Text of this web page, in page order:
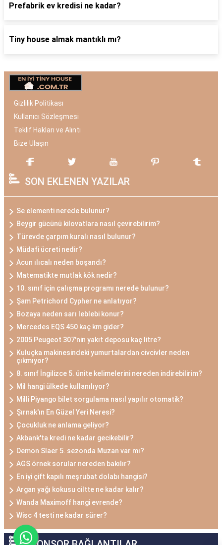
Prefabrik ev kredisi ne kadar?
Tiny house almak mantıklı mı?
Gizlilik Politikası
Kullanıcı Sözleşmesi
Teklif Hakları ve Alıntı
Bize Ulaşın
SON EKLENEN YAZILAR
Se elementi nerede bulunur?
Beygir gücünü kilovatlara nasıl çevirebilirim?
Türevde çarpım kuralı nasıl bulunur?
Müdafi ücreti nedir?
Acun ılıcalı neden boşandı?
Matematikte mutlak kök nedir?
10. sınıf için çalışma programı nerede bulunur?
Şam Petrichord Cypher ne anlatıyor?
Bozaya neden sarı leblebi konur?
Mercedes EQS 450 kaç km gider?
2005 Peugeot 307'nin yakıt deposu kaç litre?
Kuluçka makinesindeki yumurtalardan civcivler neden
çıkmıyor?
8. sınıf İngilizce 5. ünite kelimelerini nereden indirebilirim?
Mil hangi ülkede kullanılıyor?
Milli Piyango bilet sorgulama nasıl yapılır otomatik?
Şırnak'ın En Güzel Yeri Neresi?
Çocukluk ne anlama geliyor?
Akbank'ta kredi ne kadar gecikebilir?
Demon Slaer 5. sezonda Muzan var mı?
AGS örnek sorular nereden bakılır?
En iyi çift kapılı meşrubat dolabı hangisi?
Argan yağı kokusu ciltte ne kadar kalır?
Wanda Maximoff hangi evrende?
Wisc 4 testi ne kadar sürer?